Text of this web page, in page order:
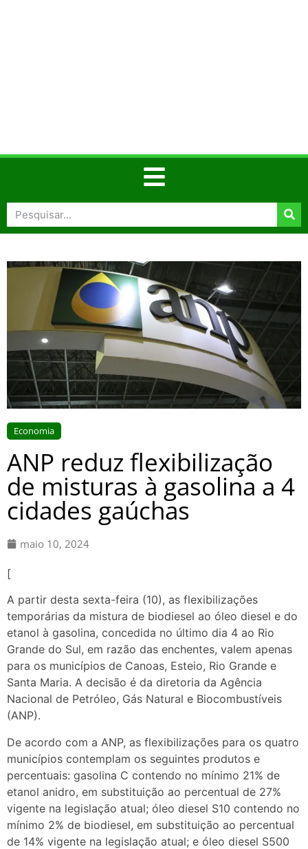
Economia
ANP reduz flexibilização
de misturas à gasolina a 4
cidades gaúchas
maio 10, 2024
[
A partir desta sexta-feira (10), as flexibilizações
temporárias da mistura de biodiesel ao óleo diesel e do
etanol à gasolina, concedida no último dia 4 ao Rio
Grande do Sul, em razão das enchentes, valem apenas
para os municípios de Canoas, Esteio, Rio Grande e
Santa Maria. A decisão é da diretoria da Agência
Nacional de Petróleo, Gás Natural e Biocombustíveis
(ANP).
De acordo com a ANP, as flexibilizações para os quatro
municípios contemplam os seguintes produtos e
percentuais: gasolina C contendo no mínimo 21% de
etanol anidro, em substituição ao percentual de 27%
vigente na legislação atual; óleo diesel S10 contendo no
mínimo 2% de biodiesel, em substituição ao percentual
de 14% vigente na legislação atual; e óleo diesel S500